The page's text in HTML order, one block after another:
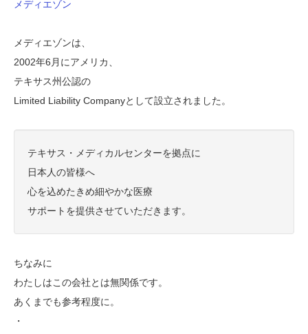
メディエゾン
メディエゾンは、
2002年6月にアメリカ、
テキサス州公認の
Limited Liability Companyとして設立されました。
テキサス・メディカルセンターを拠点に
日本人の皆様へ
心を込めたきめ細やかな医療
サポートを提供させていただきます。
ちなみに
わたしはこの会社とは無関係です。
あくまでも参考程度に。
・